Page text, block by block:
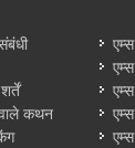
वाले कथन